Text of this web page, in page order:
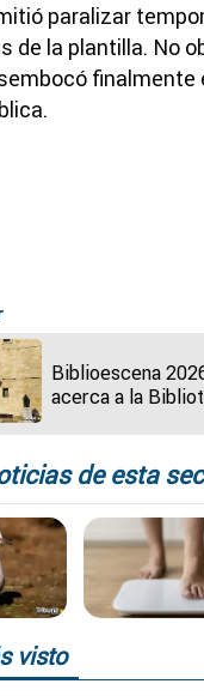
paralizar
de la plantilla. No
finalmente
Biblioescena
acerca a la
escénicas:
de esta
visto